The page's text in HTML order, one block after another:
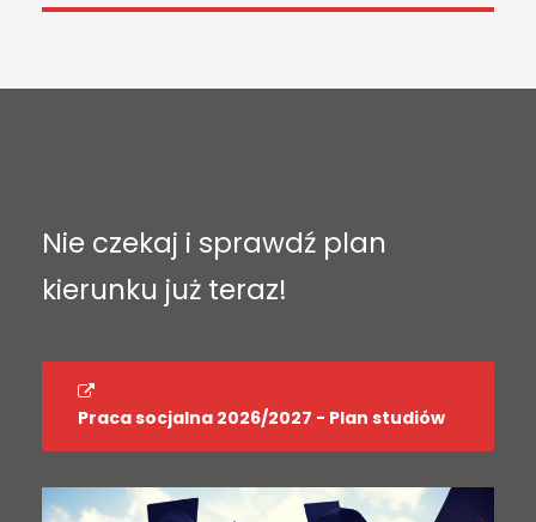
Nie czekaj i sprawdź plan
kierunku już teraz!
Praca socjalna 2026/2027 - Plan studiów